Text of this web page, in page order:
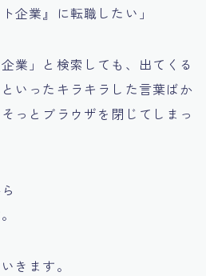
企業』に転職したい」
業」と検索しても、出てくる
いったキラキラした言葉ばか
っとブラウザを閉じてしまっ
きます。